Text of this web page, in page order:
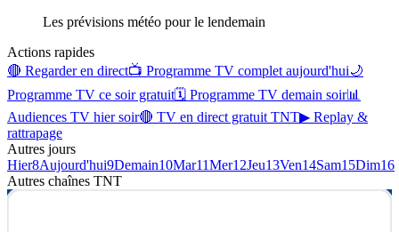
Les prévisions météo pour le lendemain
Actions rapides
🔴 Regarder en direct📺 Programme TV complet aujourd'hui🌙
Programme TV ce soir gratuit🗓 Programme TV demain soir📊
Audiences TV hier soir🔴 TV en direct gratuit TNT▶ Replay &
rattrapage
Autres jours
Hier8Aujourd'hui9Demain10Mar11Mer12Jeu13Ven14Sam15Dim16
Autres chaînes TNT